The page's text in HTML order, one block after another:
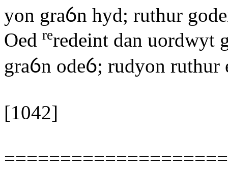
yon graỽn hyd; ruthur
Oed reredeint dan uordwyt
graỽn odeỽ; rudyon ruthur
[1042]